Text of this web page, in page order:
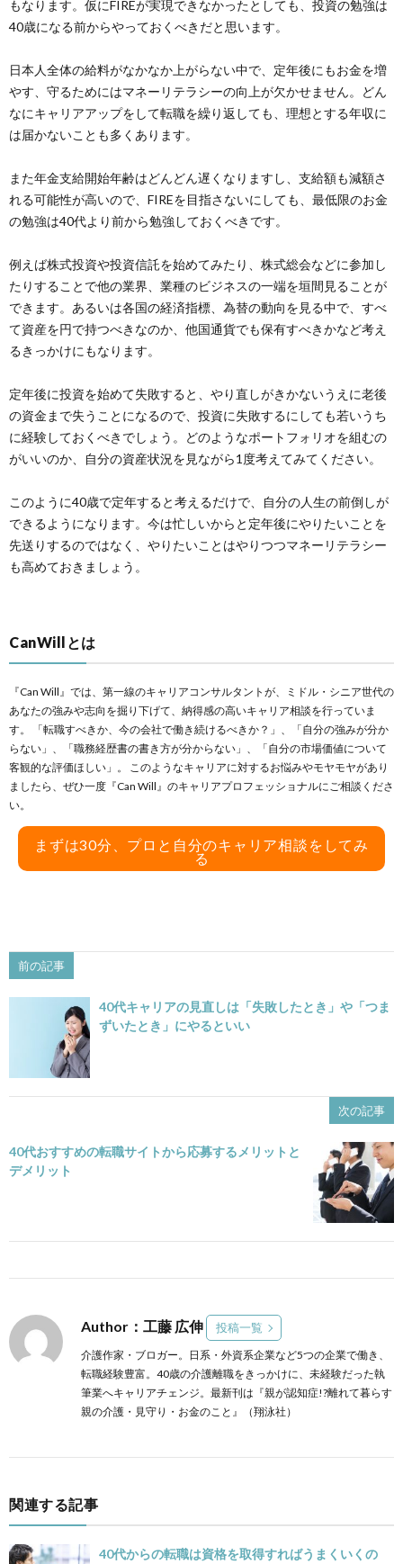
もなります。仮にFIREが実現できなかったとしても、投資の勉強は
40歳になる前からやっておくべきだと思います。
日本人全体の給料がなかなか上がらない中で、定年後にもお金を増
やす、守るためにはマネーリテラシーの向上が欠かせません。どん
なにキャリアアップをして転職を繰り返しても、理想とする年収に
は届かないことも多くあります。
また年金支給開始年齢はどんどん遅くなりますし、支給額も減額さ
れる可能性が高いので、FIREを目指さないにしても、最低限のお金
の勉強は40代より前から勉強しておくべきです。
例えば株式投資や投資信託を始めてみたり、株式総会などに参加し
たりすることで他の業界、業種のビジネスの一端を垣間見ることが
できます。あるいは各国の経済指標、為替の動向を見る中で、すべ
て資産を円で持つべきなのか、他国通貨でも保有すべきかなど考え
るきっかけにもなります。
定年後に投資を始めて失敗すると、やり直しがきかないうえに老後
の資金まで失うことになるので、投資に失敗するにしても若いうち
に経験しておくべきでしょう。どのようなポートフォリオを組むの
がいいのか、自分の資産状況を見ながら1度考えてみてください。
このように40歳で定年すると考えるだけで、自分の人生の前倒しが
できるようになります。今は忙しいからと定年後にやりたいことを
先送りするのではなく、やりたいことはやりつつマネーリテラシー
も高めておきましょう。
CanWillとは
『Can Will』では、第一線のキャリアコンサルタントが、ミドル・シニア世代の
あなたの強みや志向を掘り下げて、納得感の高いキャリア相談を行っていま
す。 「転職すべきか、今の会社で働き続けるべきか？」、「自分の強みが分か
らない」、「職務経歴書の書き方が分からない」、「自分の市場価値について
客観的な評価ほしい」。 このようなキャリアに対するお悩みやモヤモヤがあり
ましたら、ぜひ一度『Can Will』のキャリアプロフェッショナルにご相談くださ
い。
まずは30分、プロと自分のキャリア相談をしてみ
る
前の記事
40代キャリアの見直しは「失敗したとき」や「つま
ずいたとき」にやるといい
次の記事
40代おすすめの転職サイトから応募するメリットと
デメリット
Author：工藤 広伸 投稿一覧
介護作家・ブロガー。日系・外資系企業など5つの企業で働き、
転職経験豊富。40歳の介護離職をきっかけに、未経験だった執
筆業へキャリアチェンジ。最新刊は『親が認知症!?離れて暮らす
親の介護・見守り・お金のこと』（翔泳社）
関連する記事
40代からの転職は資格を取得すればうまくいくの